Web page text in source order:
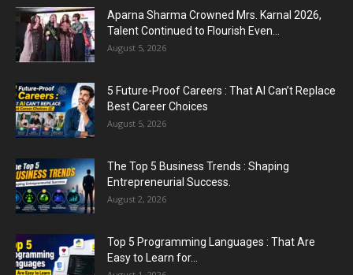
Aparna Sharma Crowned Mrs. Karnal 2026,
Talent Continued to Flourish Even...
August 5, 2026
5 Future-Proof Careers : That AI Can’t Replace
Best Career Choices
August 5, 2026
The Top 5 Business Trends : Shaping
Entrepreneurial Success.
August 2, 2026
Top 5 Programming Languages : That Are
Easy to Learn for...